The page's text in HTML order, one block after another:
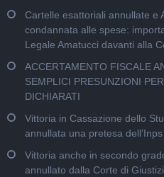
Cartelle esattoriali annullate e
condannata alle spese:
Legale Amatucci davanti alla
ACCERTAMENTO FISCALE
SEMPLICI PRESUNZIONI
DICHIARATI
Vittoria in Cassazione dello
annullata una pretesa
Vittoria anche in secondo
annullato dalla Corte di